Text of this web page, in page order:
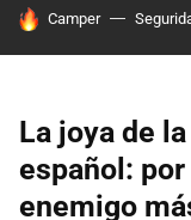
HOY SE HABLA DE
Camper
La joya de
español: por
enemigo